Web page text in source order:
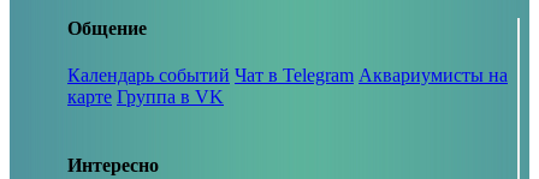
Общение
Календарь событий Чат в Telegram Аквариумисты на
карте Группа в VK
Интересно